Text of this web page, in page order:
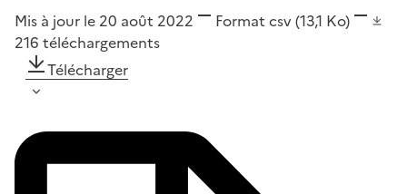
Mis à jour le 20 août 2022 Format csv(13,1 Ko)
216 téléchargements
Télécharger